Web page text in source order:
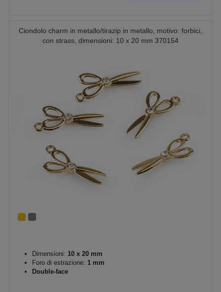
Ciondolo charm in metallo/tirazip in metallo, motivo: forbici,
con strass, dimensioni: 10 x 20 mm 370154
Dimensioni: 10 x 20 mm
Foro di estrazione: 1 mm
Double-face